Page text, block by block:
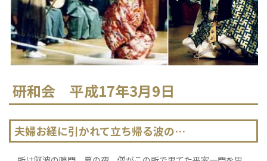
研和会 平成17年3月9日
夫婦お経に引かれて立ち帰る波の…